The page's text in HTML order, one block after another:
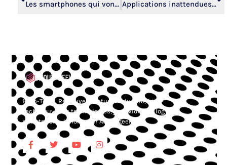
Les smartphones qui vont révolutionner la photographie amateur ! Applications inattendues : maîtrisez votre smartphone comme un pro !
High-Tech : Retrouvez l’actualité du web, high-
tech, nouvelles technologies, jeux vidéos, blog
smartphone, iphone, sur Atout-geek.com.